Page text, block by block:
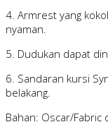
4. Armrest yang
nyaman.
5. Dudukan dapat
6. Sandaran kursi
belakang.
Bahan: Oscar/Fabric